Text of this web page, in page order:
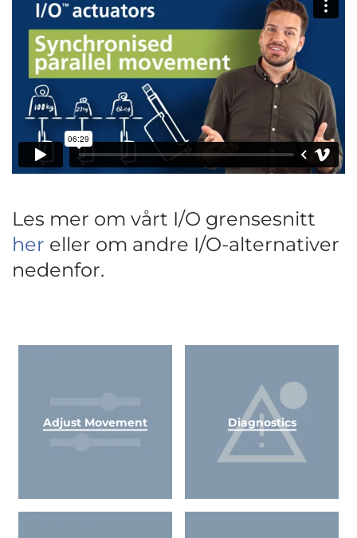
Les mer om vårt I/O grensesnitt
her eller om andre I/O-alternativer
nedenfor.
Adjust Movement Diagnostics